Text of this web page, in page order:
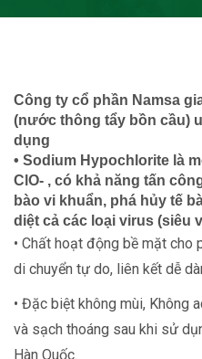
Công ty cổ phần Namsa
(nước thông tẩy bồn cầu)
dụng
• Sodium Hypochlorite là
ClO- , có khả năng tấn
bào vi khuẩn, phá hủy tế
diệt cả các loại virus (siêu
• Chất hoạt động bề mặt cho
di chuyển tự do, liên kết dễ
• Đặc biệt không mùi, Không
và sạch thoáng sau khi sử
Hàn Quốc.